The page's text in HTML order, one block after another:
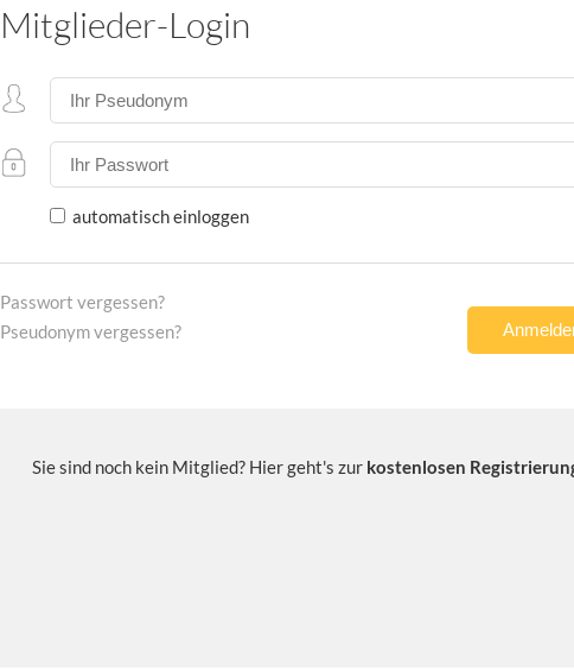
Mitglieder-Login
automatisch einloggen
Passwort vergessen?
Pseudonym vergessen?
Sie sind noch kein Mitglied? Hier geht's zur kostenlosen